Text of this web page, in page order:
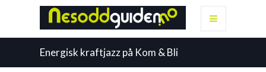
Energisk kraftjazz på Kom & Bli